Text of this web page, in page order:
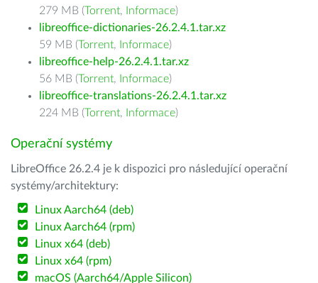
279 MB (Torrent, Informace)
libreoffice-dictionaries-26.2.4.1.tar.xz
59 MB (Torrent, Informace)
libreoffice-help-26.2.4.1.tar.xz
56 MB (Torrent, Informace)
libreoffice-translations-26.2.4.1.tar.xz
224 MB (Torrent, Informace)
Operační systémy
LibreOffice 26.2.4 je k dispozici pro následující operační
systémy/architektury:
Linux Aarch64 (deb)
Linux Aarch64 (rpm)
Linux x64 (deb)
Linux x64 (rpm)
macOS (Aarch64/Apple Silicon)